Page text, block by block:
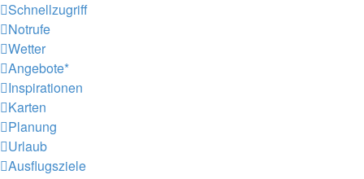
Schnellzugriff
Notrufe
Wetter
Angebote*
Inspirationen
Karten
Planung
Urlaub
Ausflugsziele